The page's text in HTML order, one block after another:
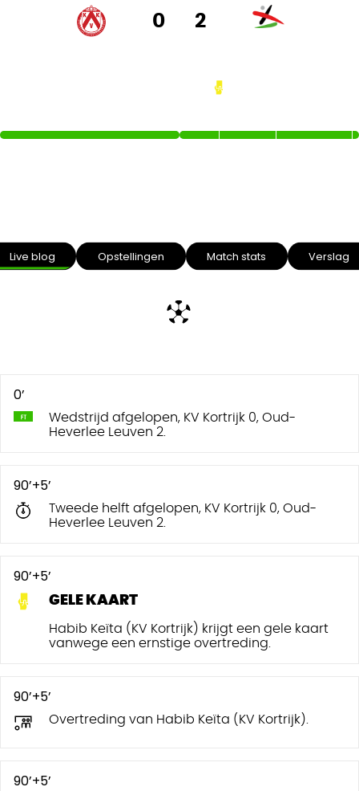
0 2
Intro text
Live blog Opstellingen Match stats Verslag
0’
Wedstrijd afgelopen, KV Kortrijk 0, Oud-
Heverlee Leuven 2.
90’+5’
Tweede helft afgelopen, KV Kortrijk 0, Oud-
Heverlee Leuven 2.
90’+5’
GELE KAART
Habib Keïta (KV Kortrijk) krijgt een gele kaart
vanwege een ernstige overtreding.
90’+5’
Overtreding van Habib Keïta (KV Kortrijk).
90’+5’